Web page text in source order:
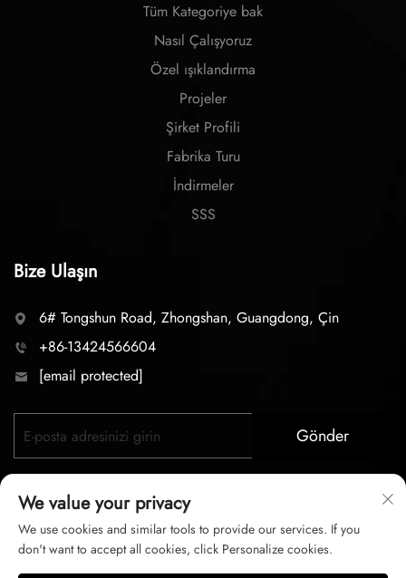
Tüm Kategoriye bak
Nasıl Çalışyoruz
Özel ışıklandırma
Projeler
Şirket Profili
Fabrika Turu
İndirmeler
SSS
Bize Ulaşın
6# Tongshun Road, Zhongshan, Guangdong, Çin
+86-13424566604
[email protected]
Gönder
We value your privacy
We use cookies and similar tools to provide our services. If you
don't want to accept all cookies, click Personalize cookies.